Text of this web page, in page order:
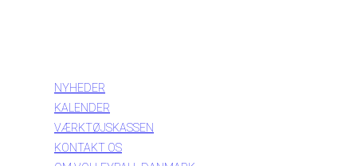
NYHEDER
KALENDER
VÆRKTØJSKASSEN
KONTAKT OS